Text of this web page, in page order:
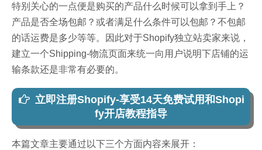
特别关心的一点便是购买的产品什么时候可以拿到手上？
产品是否全场包邮？或者满足什么条件可以包邮？不包邮
的话运费是多少等等。因此对于Shopify独立站卖家来说，
建立一个Shipping-物流页面来统一向用户说明下店铺的运
输条款还是非常有必要的。
立即注册Shopify-享受14天免费试用和Shopi
fy开店教程指导
本篇文章主要通过以下三个方面内容来展开：